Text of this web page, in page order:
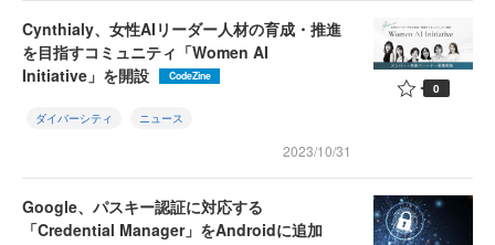
Cynthialy、女性AIリーダー人材の育成・推進
を目指すコミュニティ「Women AI
Initiative」を開設
CodeZine
ダイバーシティ ニュース
2023/10/31
0
Google、パスキー認証に対応する
「Credential Manager」をAndroidに追加